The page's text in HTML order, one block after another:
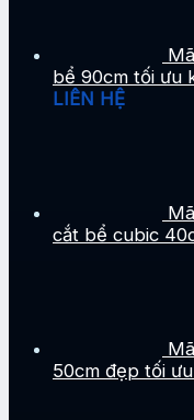
bể 90cm tối ưu
LIÊN HỆ
cắt bể cubic
50cm đẹp tối